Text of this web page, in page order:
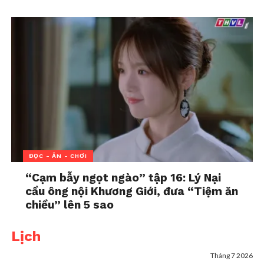
ĐỌC - ĂN - CHƠI
“Cạm bẫy ngọt ngào” tập 16: Lý Nại
cầu ông nội Khương Giới, đưa “Tiệm ăn
chiều” lên 5 sao
Lịch
Tháng 7 2026